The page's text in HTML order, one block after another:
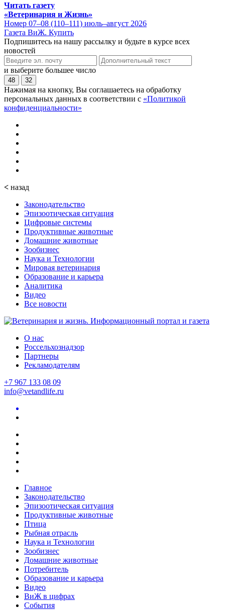
Читать газету
«Ветеринария и Жизнь»
Номер 07–08 (110–111) июль–август 2026
Газета ВиЖ. Купить
Подпишитесь на нашу рассылку и будьте в курсе всех
новостей
и выберите большее число
48 32
Нажимая на кнопку, Вы соглашаетесь на обработку
персональных данных в соответствии с «Политикой
конфиденциальности»
< назад
Законодательство
Эпизоотическая ситуация
Цифровые системы
Продуктивные животные
Домашние животные
Зообизнес
Наука и Технологии
Мировая ветеринария
Образование и карьера
Аналитика
Видео
Все новости
О нас
Россельхознадзор
Партнеры
Рекламодателям
+7 967 133 08 09
info@vetandlife.ru
Главное
Законодательство
Эпизоотическая ситуация
Продуктивные животные
Птица
Рыбная отрасль
Наука и Технологии
Зообизнес
Домашние животные
Потребитель
Образование и карьера
Видео
ВиЖ в цифрах
События